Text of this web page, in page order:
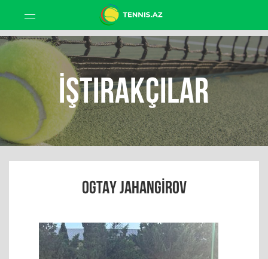
İştirakçılar
OGTAY JAHANGIROV